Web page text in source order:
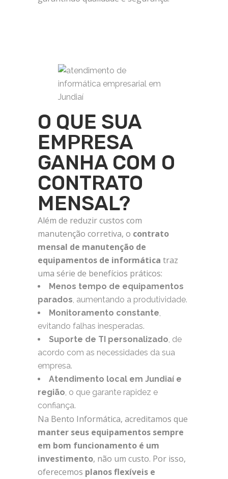
O QUE SUA
EMPRESA
GANHA COM O
CONTRATO
MENSAL?
Além de reduzir custos com
manutenção corretiva, o contrato
mensal de manutenção de
equipamentos de informática traz
uma série de benefícios práticos:
Menos tempo de equipamentos
parados, aumentando a produtividade.
Monitoramento constante,
evitando falhas inesperadas.
Suporte de TI personalizado, de
acordo com as necessidades da sua
empresa.
Atendimento local em Jundiaí e
região, o que garante rapidez e
confiança.
Na Bento Informática, acreditamos que
manter seus equipamentos sempre
em bom funcionamento é um
investimento, não um custo. Por isso,
oferecemos planos flexíveis e